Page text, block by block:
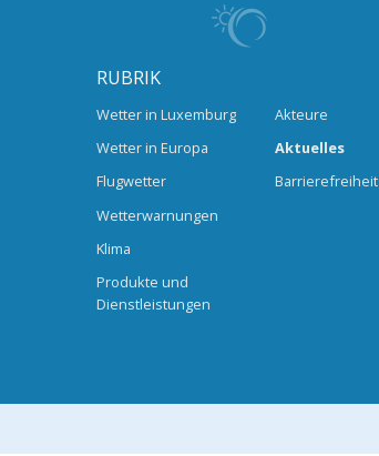
RUBRIK
Wetter in Luxemburg
Wetter in Europa
Flugwetter
Wetterwarnungen
Klima
Produkte und
Dienstleistungen
Akteure
Aktuelles
Barrierefreiheit